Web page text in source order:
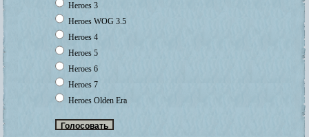
Heroes 3
Heroes WOG 3.5
Heroes 4
Heroes 5
Heroes 6
Heroes 7
Heroes Olden Era